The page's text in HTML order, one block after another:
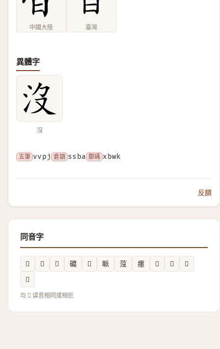
中國大陸 臺灣
異體字
沒
五筆 vvpj 倉頡 ssba 鄭碼 xbwk
反饋
同音字
𢗿 𡖶 𣔍 礳 𥑘 眽 莈 癦 𡊉 𲎉
𭚧
𪠲
与 𣇶 读音相同或相近